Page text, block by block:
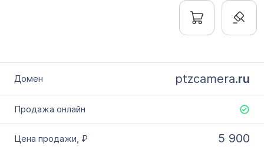
ptzcamera.ru
5 900